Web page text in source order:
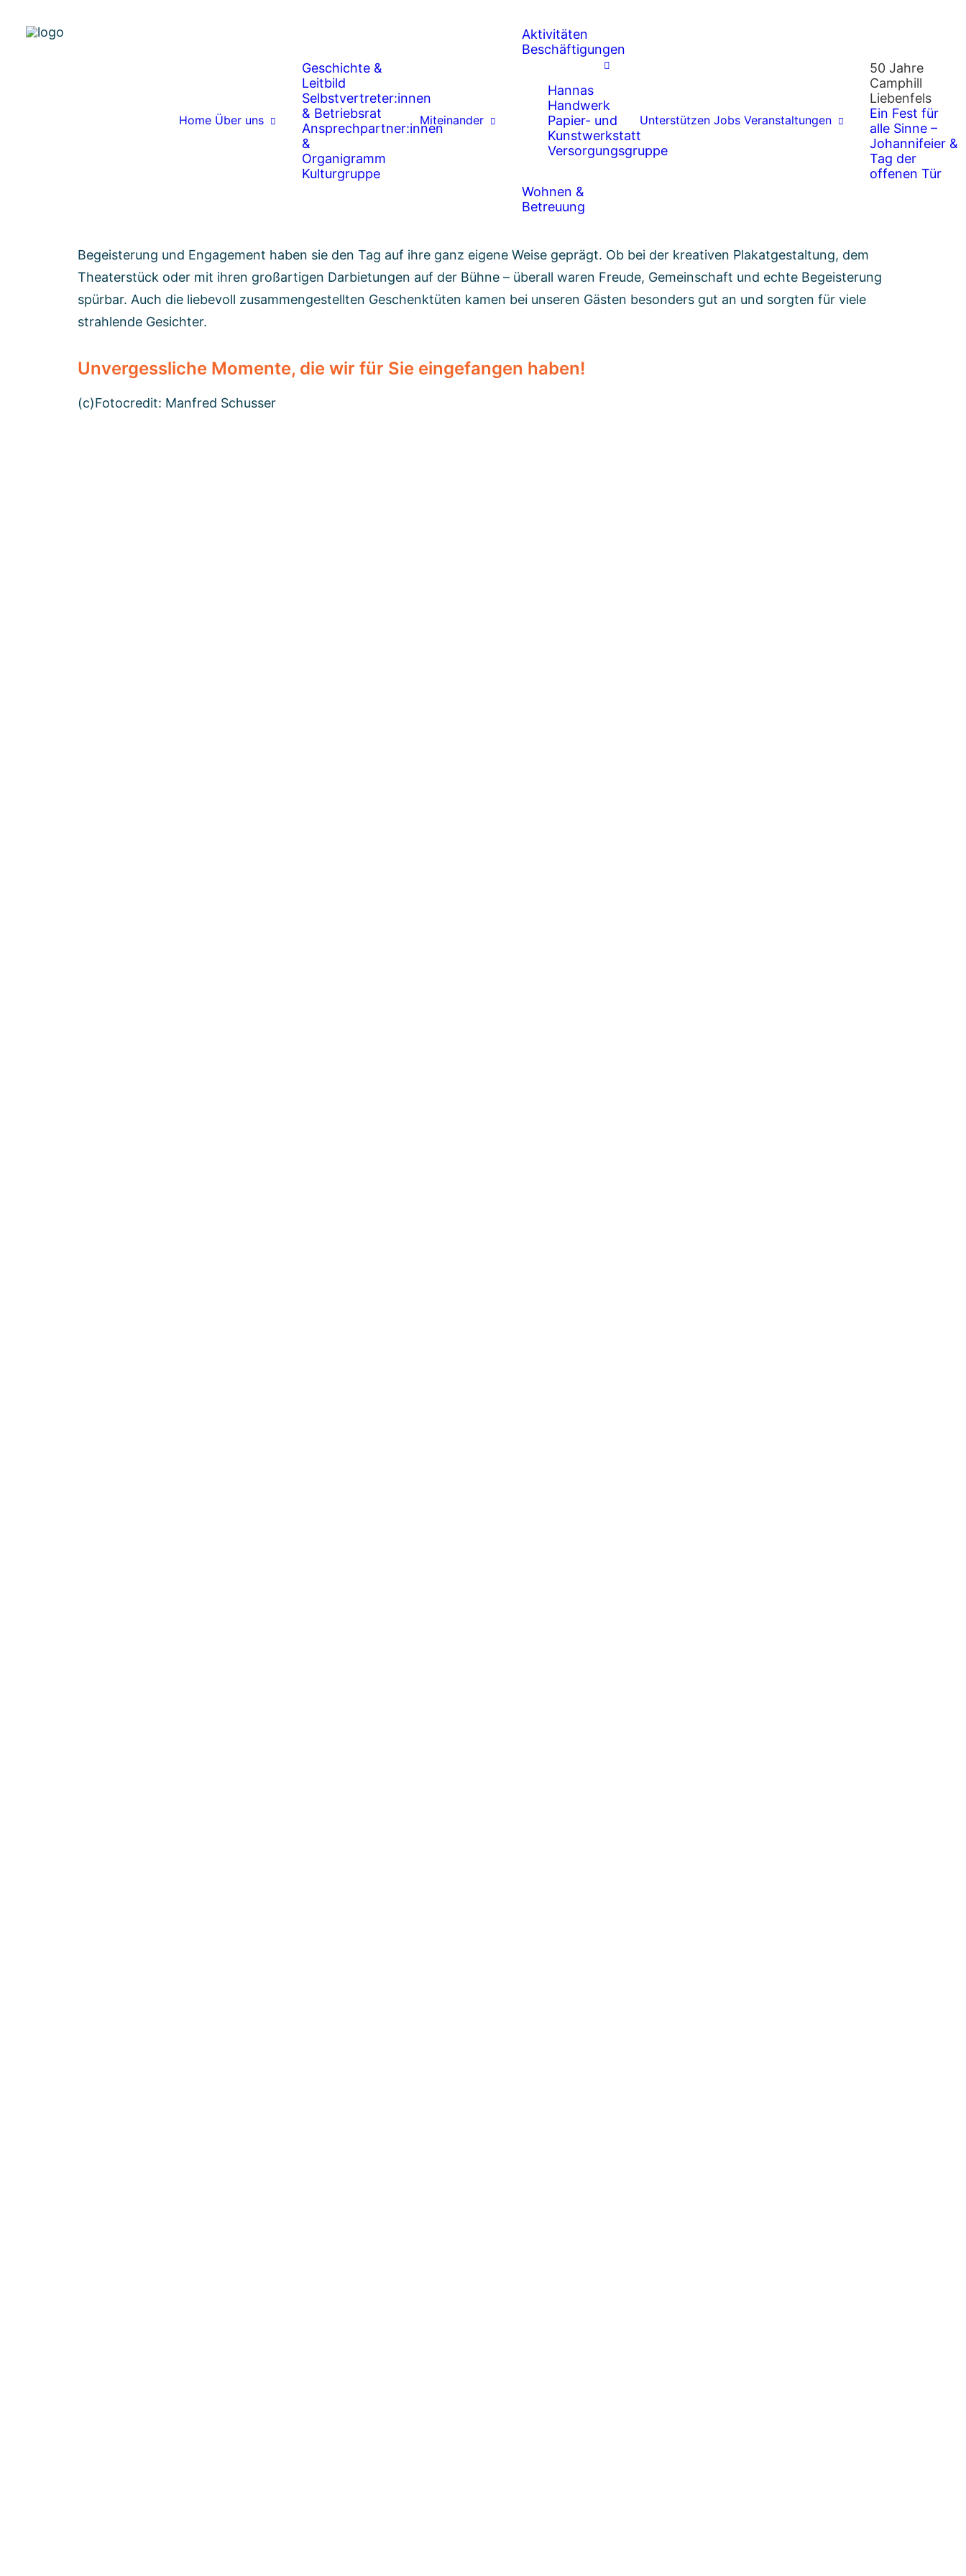
Home Über uns
Geschichte &
Leitbild
Selbstvertreter:innen
& Betriebsrat
Ansprechpartner:innen
&
Organigramm
Kulturgruppe
Miteinander
Aktivitäten
Beschäftigungen
Hannas
Handwerk
Papier- und
Kunstwerkstatt
Versorgungsgruppe
Wohnen &
Betreuung
Unterstützen Jobs Veranstaltungen
50 Jahre
Camphill
Liebenfels
Ein Fest für
alle Sinne –
Johannifeier &
Tag der
offenen Tür
50 Jahre Camphill Liebenfels – was für ein Fest!
Unsere Jubiläumsfeier war nicht nur ein besonderer
Begeisterung und Engagement haben sie den Tag auf ihre ganz eigene Weise geprägt. Ob bei der kreativen Plakatgestaltung, dem
Theaterstück oder mit ihren großartigen Darbietungen auf der Bühne – überall waren Freude, Gemeinschaft und echte Begeisterung
spürbar. Auch die liebevoll zusammengestellten Geschenktüten kamen bei unseren Gästen besonders gut an und sorgten für viele
strahlende Gesichter.
Unvergessliche Momente, die wir für Sie eingefangen haben!
(c)Fotocredit: Manfred Schusser